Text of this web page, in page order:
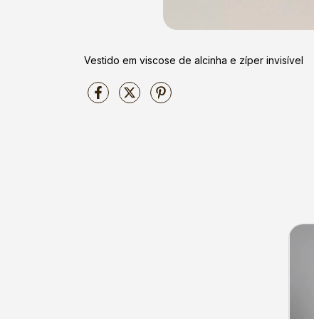
Vestido em viscose de alcinha e zíper invisível